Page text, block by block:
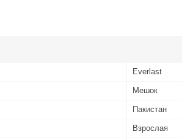
Everlast
Мешок
Пакистан
Взрослая